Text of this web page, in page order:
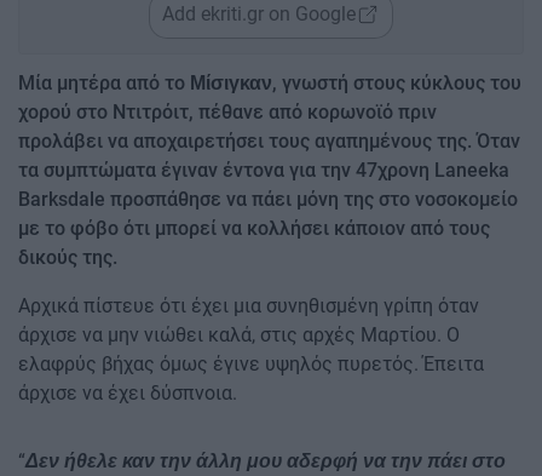
Add ekriti.gr on Google
Μία μητέρα από το Μίσιγκαν, γνωστή στους κύκλους του
χορού στο Ντιτρόιτ, πέθανε από κορωνοϊό πριν
προλάβει να αποχαιρετήσει τους αγαπημένους της. Όταν
τα συμπτώματα έγιναν έντονα για την 47χρονη Laneeka
Barksdale προσπάθησε να πάει μόνη της στο νοσοκομείο
με το φόβο ότι μπορεί να κολλήσει κάποιον από τους
δικούς της.
Αρχικά πίστευε ότι έχει μια συνηθισμένη γρίπη όταν
άρχισε να μην νιώθει καλά, στις αρχές Μαρτίου. Ο
ελαφρύς βήχας όμως έγινε υψηλός πυρετός. Έπειτα
άρχισε να έχει δύσπνοια.
“Δεν ήθελε καν την άλλη μου αδερφή να την πάει στο